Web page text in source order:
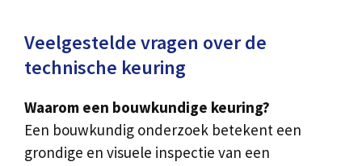
Veelgestelde vragen over de
technische keuring
Waarom een bouwkundige keuring?
Een bouwkundig onderzoek betekent een
grondige en visuele inspectie van een